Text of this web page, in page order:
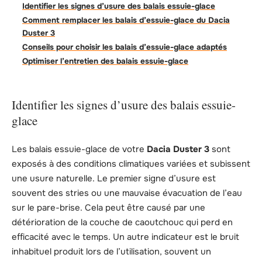
Identifier les signes d’usure des balais essuie-glace
Comment remplacer les balais d’essuie-glace du Dacia
Duster 3
Conseils pour choisir les balais d’essuie-glace adaptés
Optimiser l’entretien des balais essuie-glace
Identifier les signes d’usure des balais essuie-
glace
Les balais essuie-glace de votre Dacia Duster 3 sont
exposés à des conditions climatiques variées et subissent
une usure naturelle. Le premier signe d’usure est
souvent des stries ou une mauvaise évacuation de l’eau
sur le pare-brise. Cela peut être causé par une
détérioration de la couche de caoutchouc qui perd en
efficacité avec le temps. Un autre indicateur est le bruit
inhabituel produit lors de l’utilisation, souvent un